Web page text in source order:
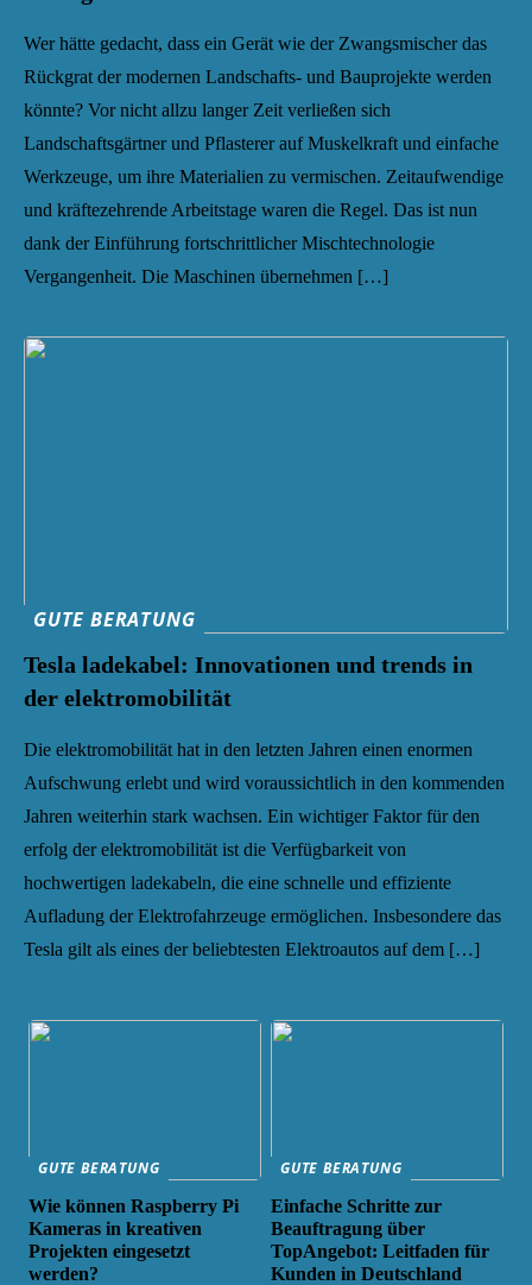
Wer hätte gedacht, dass ein Gerät wie der Zwangsmischer das
Rückgrat der modernen Landschafts- und Bauprojekte werden
könnte? Vor nicht allzu langer Zeit verließen sich
Landschaftsgärtner und Pflasterer auf Muskelkraft und einfache
Werkzeuge, um ihre Materialien zu vermischen. Zeitaufwendige
und kräftezehrende Arbeitstage waren die Regel. Das ist nun
dank der Einführung fortschrittlicher Mischtechnologie
Vergangenheit. Die Maschinen übernehmen […]
GUTE BERATUNG
Tesla ladekabel: Innovationen und trends in
der elektromobilität
Die elektromobilität hat in den letzten Jahren einen enormen
Aufschwung erlebt und wird voraussichtlich in den kommenden
Jahren weiterhin stark wachsen. Ein wichtiger Faktor für den
erfolg der elektromobilität ist die Verfügbarkeit von
hochwertigen ladekabeln, die eine schnelle und effiziente
Aufladung der Elektrofahrzeuge ermöglichen. Insbesondere das
Tesla gilt als eines der beliebtesten Elektroautos auf dem […]
GUTE BERATUNG
Wie können Raspberry Pi
Kameras in kreativen
Projekten eingesetzt
werden?
GUTE BERATUNG
Einfache Schritte zur
Beauftragung über
TopAngebot: Leitfaden für
Kunden in Deutschland